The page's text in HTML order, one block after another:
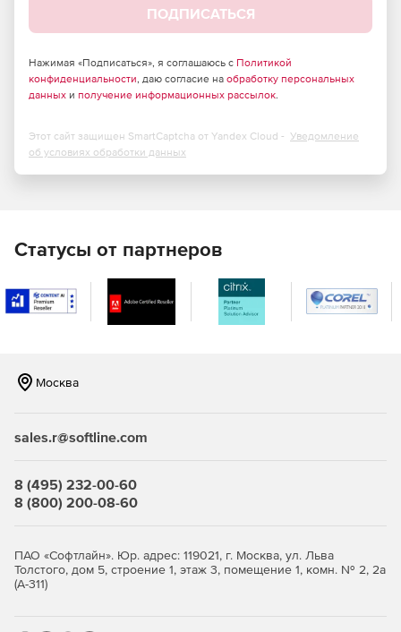
ПОДПИСАТЬСЯ
Нажимая «Подписаться», я соглашаюсь с Политикой
конфиденциальности, даю согласие на обработку персональных
данных и получение информационных рассылок.
Этот сайт защищен SmartCaptcha от Yandex Cloud - Уведомление
об условиях обработки данных
Статусы от партнеров
Москва
sales.r@softline.com
8 (495) 232-00-60
8 (800) 200-08-60
ПАО «Софтлайн». Юр. адрес: 119021, г. Москва, ул. Льва
Толстого, дом 5, строение 1, этаж 3, помещение 1, комн. № 2, 2а
(А-311)